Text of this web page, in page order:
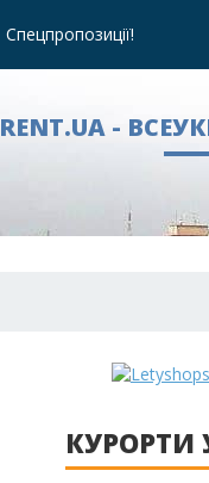
Спецпропозиції!
RENT.UA -
КУРОРТИ